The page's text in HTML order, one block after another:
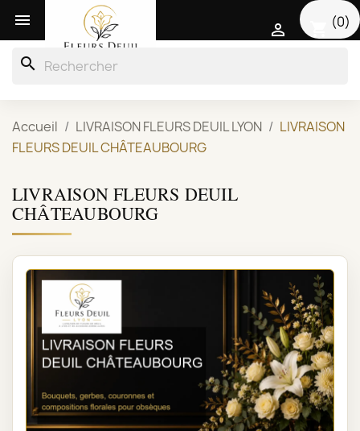
 (0)

search
Accueil LIVRAISON FLEURS DEUIL LYON
LIVRAISON
FLEURS DEUIL CHÂTEAUBOURG
LIVRAISON FLEURS DEUIL
CHÂTEAUBOURG